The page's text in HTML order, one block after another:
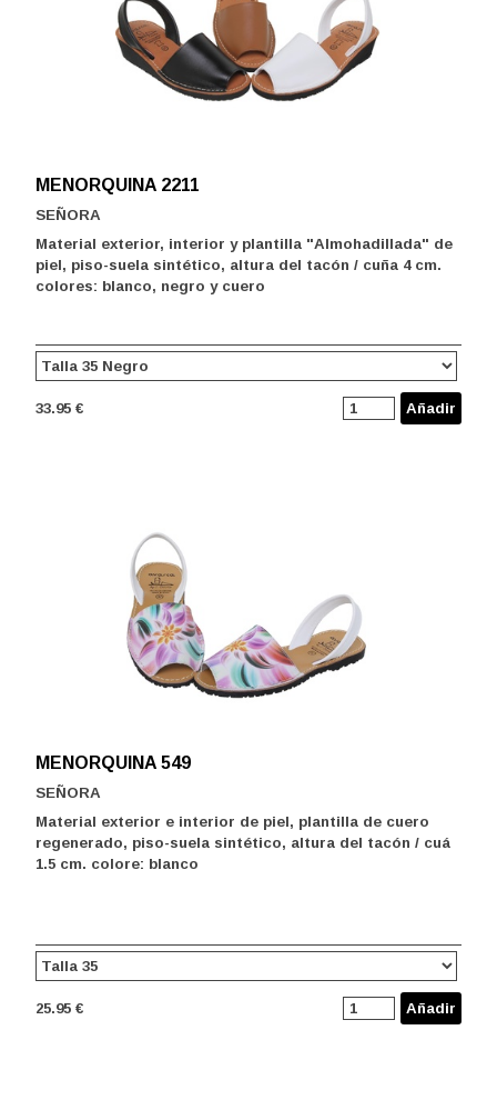
MENORQUINA 2211
SEÑORA
Material exterior, interior y plantilla "Almohadillada" de
piel, piso-suela sintético, altura del tacón / cuña 4 cm.
colores: blanco, negro y cuero
33.95 € Añadir
MENORQUINA 549
SEÑORA
Material exterior e interior de piel, plantilla de cuero
regenerado, piso-suela sintético, altura del tacón / cuá
1.5 cm. colore: blanco
25.95 € Añadir